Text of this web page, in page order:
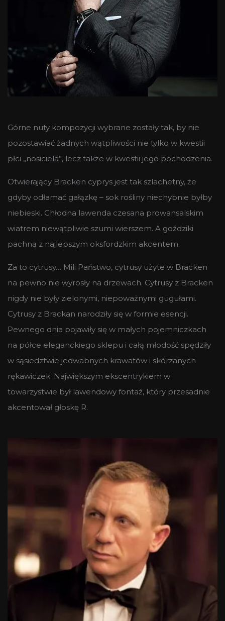
Górne nuty kompozycji wybrane zostały tak, by nie
pozostawiać żadnych wątpliwości nie tylko w kwestii
płci „nosiciela”, lecz także w kwestii jego pochodzenia.
Otwierający Bracken cyprys jest tak szlachetny, że
gdyby odłamać gałązkę – sok rośliny niechybnie byłby
niebieski. Chłodna lawenda czesana prowansalskim
wiatrem niewątpliwie szumi wierszem. A goździki
pachną z najlepszym oksfordzkim akcentem.
Za to cytrusy… Mili Państwo, cytrusy użyte w Bracken
na pewno nie wyrosły na drzewach. Cytrusy z Bracken
nigdy nie były zielonymi, niepoważnymi gugułami.
Cytrusy z Brackan narodziły się w formie esencji.
Pewnego dnia pojawiły się w małych pojemniczkach
na półce eleganckiego sklepu i całą młodość spędziły
w sąsiedztwie jedwabnych krawatów i skórzanych
rękawiczek. Największym ekscentrykiem w
towarzystwie był lawendowy fontaź, który przesadnie
akcentował głoskę R.